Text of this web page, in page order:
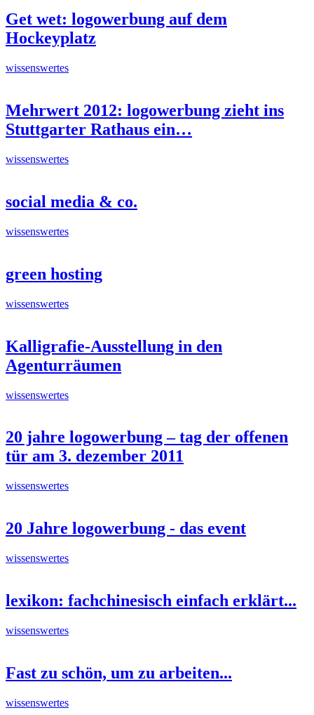
Get wet: logowerbung auf dem
Hockeyplatz
wissenswertes
Mehrwert 2012: logowerbung zieht ins
Stuttgarter Rathaus ein…
wissenswertes
social media & co.
wissenswertes
green hosting
wissenswertes
Kalligrafie-Ausstellung in den
Agenturräumen
wissenswertes
20 jahre logowerbung – tag der offenen
tür am 3. dezember 2011
wissenswertes
20 Jahre logowerbung - das event
wissenswertes
lexikon: fachchinesisch einfach erklärt...
wissenswertes
Fast zu schön, um zu arbeiten...
wissenswertes